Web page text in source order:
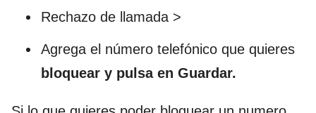
Rechazo de llamada >
Agrega el número telefónico que quieres
bloquear y pulsa en Guardar.